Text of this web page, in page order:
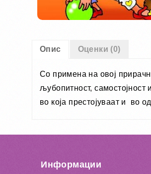
Опис Оценки (0)
Со примена на овој
љубопитност,
во која престојуваат и во
Информации